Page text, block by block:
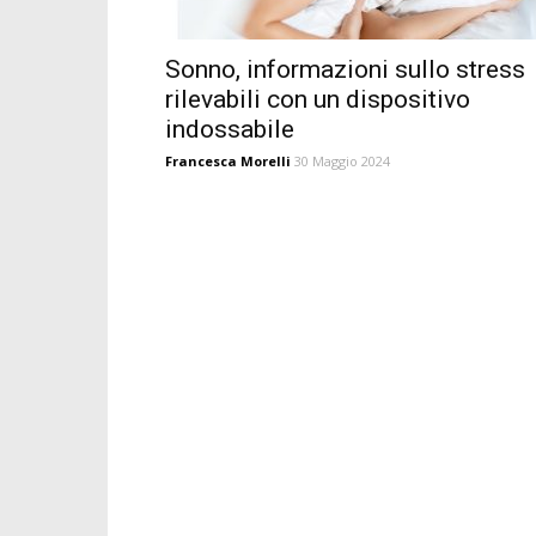
Sonno, informazioni sullo stress
rilevabili con un dispositivo
indossabile
Francesca Morelli 30 Maggio 2024